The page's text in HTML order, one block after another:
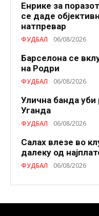
Енрике за
се даде
натпревар
ФУДБАЛ 06/08/2026
Барселона се
на Родри
ФУДБАЛ 06/08/2026
Улична банда
Уганда
ФУДБАЛ 06/08/2026
Салах влезе во
далеку од
ФУДБАЛ 06/08/2026